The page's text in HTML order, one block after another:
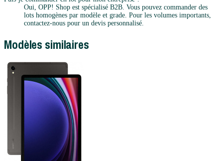
Oui, OPP! Shop est spécialisé B2B. Vous pouvez commander des
lots homogènes par modèle et grade. Pour les volumes importants,
contactez-nous pour un devis personnalisé.
Modèles similaires